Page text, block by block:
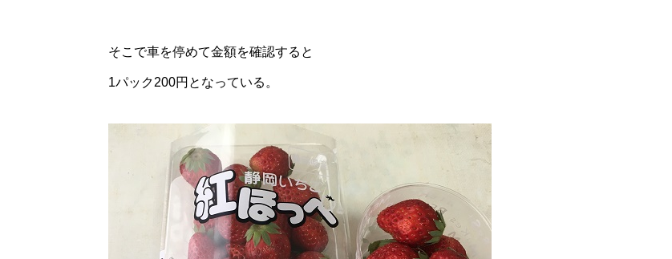
そこで車を停めて金額を確認すると
1パック200円となっている。